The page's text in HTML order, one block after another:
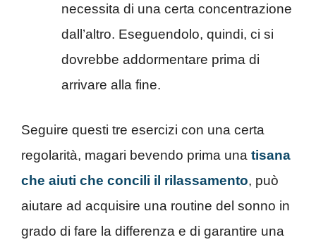
necessita di una certa concentrazione
dall’altro. Eseguendolo, quindi, ci si
dovrebbe addormentare prima di
arrivare alla fine.
Seguire questi tre esercizi con una certa
regolarità, magari bevendo prima una tisana
che aiuti che concili il rilassamento, può
aiutare ad acquisire una routine del sonno in
grado di fare la differenza e di garantire una